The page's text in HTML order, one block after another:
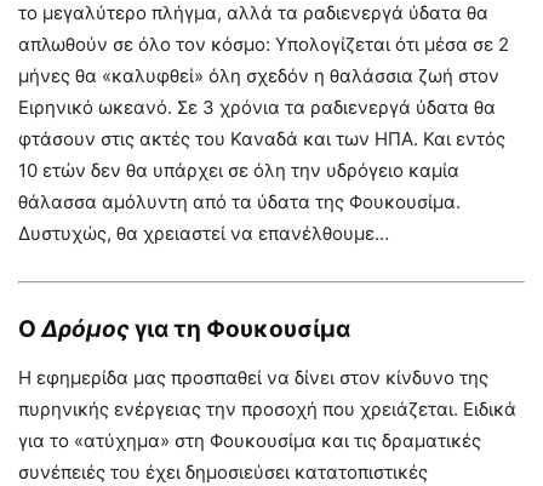
το μεγαλύτερο πλήγμα, αλλά τα ραδιενεργά ύδατα θα
απλωθούν σε όλο τον κόσμο: Υπολογίζεται ότι μέσα σε 2
μήνες θα «καλυφθεί» όλη σχεδόν η θαλάσσια ζωή στον
Ειρηνικό ωκεανό. Σε 3 χρόνια τα ραδιενεργά ύδατα θα
φτάσουν στις ακτές του Καναδά και των ΗΠΑ. Και εντός
10 ετών δεν θα υπάρχει σε όλη την υδρόγειο καμία
θάλασσα αμόλυντη από τα ύδατα της Φουκουσίμα.
Δυστυχώς, θα χρειαστεί να επανέλθουμε…
ΟΔρόμοςγια τη Φουκουσίμα
Η εφημερίδα μας προσπαθεί να δίνει στον κίνδυνο της
πυρηνικής ενέργειας την προσοχή που χρειάζεται. Ειδικά
για το «ατύχημα» στη Φουκουσίμα και τις δραματικές
συνέπειές του έχει δημοσιεύσει κατατοπιστικές